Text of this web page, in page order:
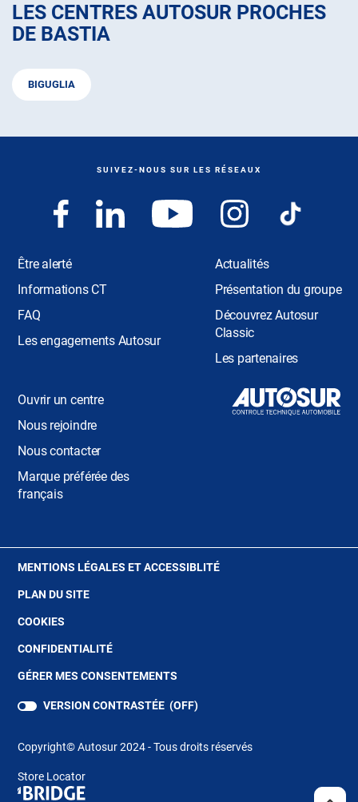
LES CENTRES AUTOSUR PROCHES
DE BASTIA
BIGUGLIA
SUIVEZ-NOUS SUR LES RÉSEAUX
Être alerté
Informations CT
FAQ
Les engagements Autosur
Actualités
Présentation du groupe
Découvrez Autosur
Classic
Les partenaires
Ouvrir un centre
Nous rejoindre
Nous contacter
Marque préférée des
français
MENTIONS LÉGALES ET ACCESSIBLITÉ(OUVRE
PLAN DU SITE
COOKIES
UNE
FENÊTRE)
CONFIDENTIALITÉ(OUVRE
UNE
FENÊTRE)
GÉRER MES CONSENTEMENTS
VERSION CONTRASTÉE (OFF)
Copyright© Autosur 2024 - Tous droits réservés
Store Locator
(ouvre